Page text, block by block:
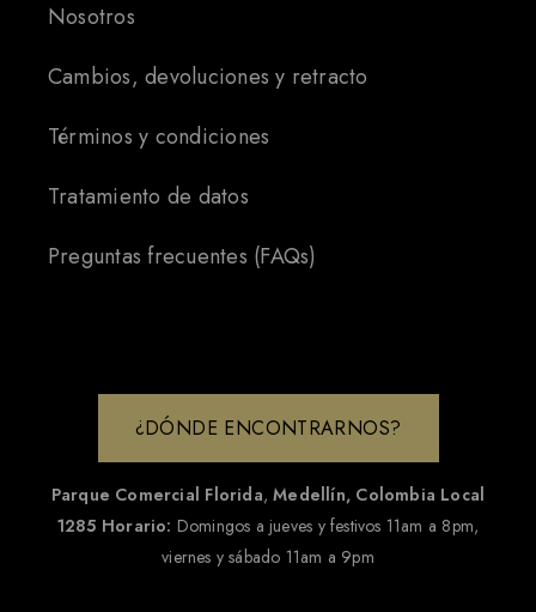
Nosotros
Cambios, devoluciones y retracto
Términos y condiciones
Tratamiento de datos
Preguntas frecuentes (FAQs)
¿DÓNDE ENCONTRARNOS?
Parque Comercial Florida,Medellín, Colombia Local
1285 Horario: Domingos a jueves y festivos 11am a 8pm,
viernes y sábado 11am a 9pm